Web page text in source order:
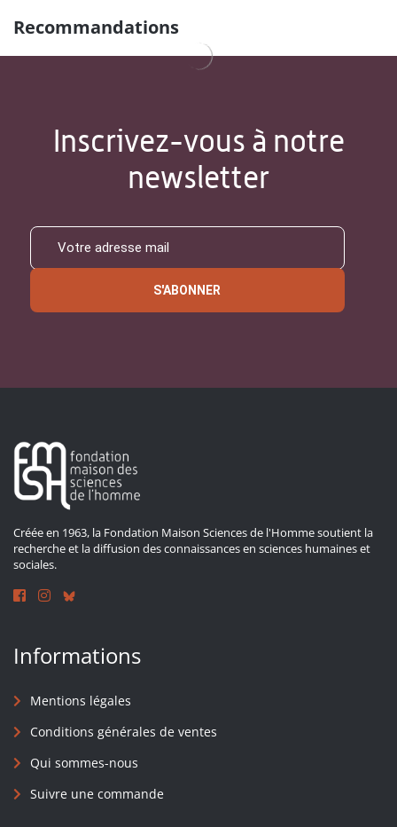
Recommandations
Inscrivez-vous à notre
newsletter
S'ABONNER
Créée en 1963, la Fondation Maison Sciences de l'Homme soutient la
recherche et la diffusion des connaissances en sciences humaines et
sociales.
Informations
Mentions légales
Conditions générales de ventes
Qui sommes-nous
Suivre une commande